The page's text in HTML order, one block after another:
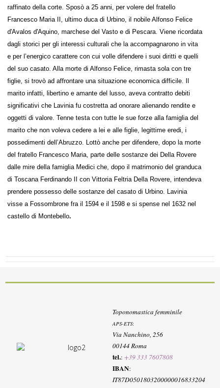
raffinato della corte. Sposò a 25 anni, per volere del fratello
Francesco Maria II, ultimo duca di Urbino, il nobile Alfonso Felice
d'Avalos d'Aquino, marchese del Vasto e di Pescara. Viene ricordata
dagli storici per gli interessi culturali che la accompagnarono in vita
e per l’energico carattere con cui volle difendere i suoi diritti e quelli
del suo casato. Alla morte di Alfonso Felice, rimasta sola con tre
figlie, si trovò ad affrontare una situazione economica difficile. Il
marito infatti, libertino e amante del lusso, aveva contratto debiti
significativi che Lavinia fu costretta ad onorare alienando rendite e
oggetti di valore. Tenne testa con tutte le sue forze alla famiglia del
marito che non voleva cedere a lei e alle figlie, legittime eredi, i
possedimenti dell’Abruzzo. Lottò anche per difendere, dopo la morte
del fratello Francesco Maria, parte delle sostanze dei Della Rovere
dalle mire della famiglia Medici che, dopo il matrimonio del granduca
di Toscana Ferdinando II con Vittoria Feltria Della Rovere, intendeva
prendere possesso delle sostanze del casato di Urbino. Lavinia
visse a Fossombrone fra il 1594 e il 1598 e si spense nel 1632 nel
castello di Montebello.
Toponomastica femminile
APS-ETS:
Via Nanchino, 256
00144 Roma
tel.:+39 333 7607808
IBAN:
IT87D0501803200000016833204